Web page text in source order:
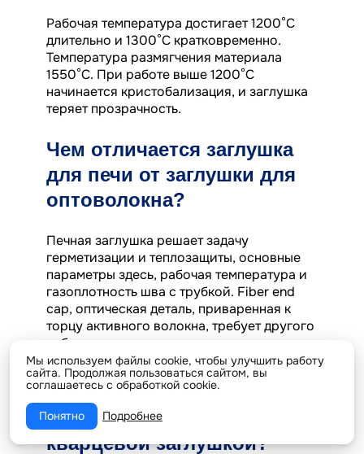
Рабочая температура достигает 1200°C
длительно и 1300°C кратковременно.
Температура размягчения материала
1550°C. При работе выше 1200°C
начинается кристобализация, и заглушка
теряет прозрачность.
Чем отличается заглушка
для печи от заглушки для
оптоволокна?
Печная заглушка решает задачу
герметизации и теплозащиты, основные
параметры здесь, рабочая температура и
газоплотность шва с трубкой. Fiber end
cap, оптическая деталь, приваренная к
торцу активного волокна, требует другого
набора характеристик: параллельность
граней, чистота полировки и отсутствие
включений в зоне пучка.
Что нельзя делать с
кварцевой заглушкой?
Мы используем файлы cookie, чтобы улучшить работу
сайта. Продолжая пользоваться сайтом, вы
соглашаетесь с обработкой cookie.
Понятно Подробнее